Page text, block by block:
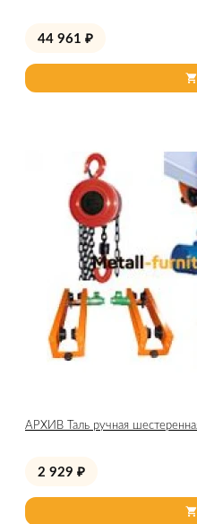
44 961 ₽
АРХИВ Таль ручная
2 929 ₽